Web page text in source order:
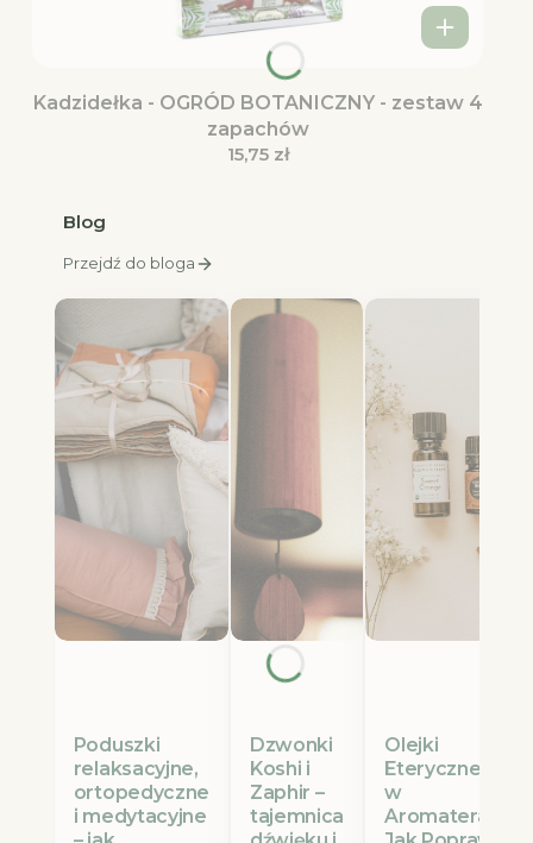
Kadzidełka - OGRÓD BOTANICZNY - zestaw 4
zapachów
Cena
15,75 zł
Blog
Przejdź do bloga
Poduszki
relaksacyjne,
ortopedyczne
i medytacyjne
Dzwonki
Koshi i
Zaphir –
tajemnica
Olejki
Eteryczne Etja
w
Aromaterapii: